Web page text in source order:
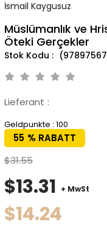
İsmail Kaygusuz
Müslümanlık ve
Öteki Gerçekler
Lieferant :
Geldpunkte : 100
%
55
RABATT
$31.55
$13.31 + MwSt
$14.24